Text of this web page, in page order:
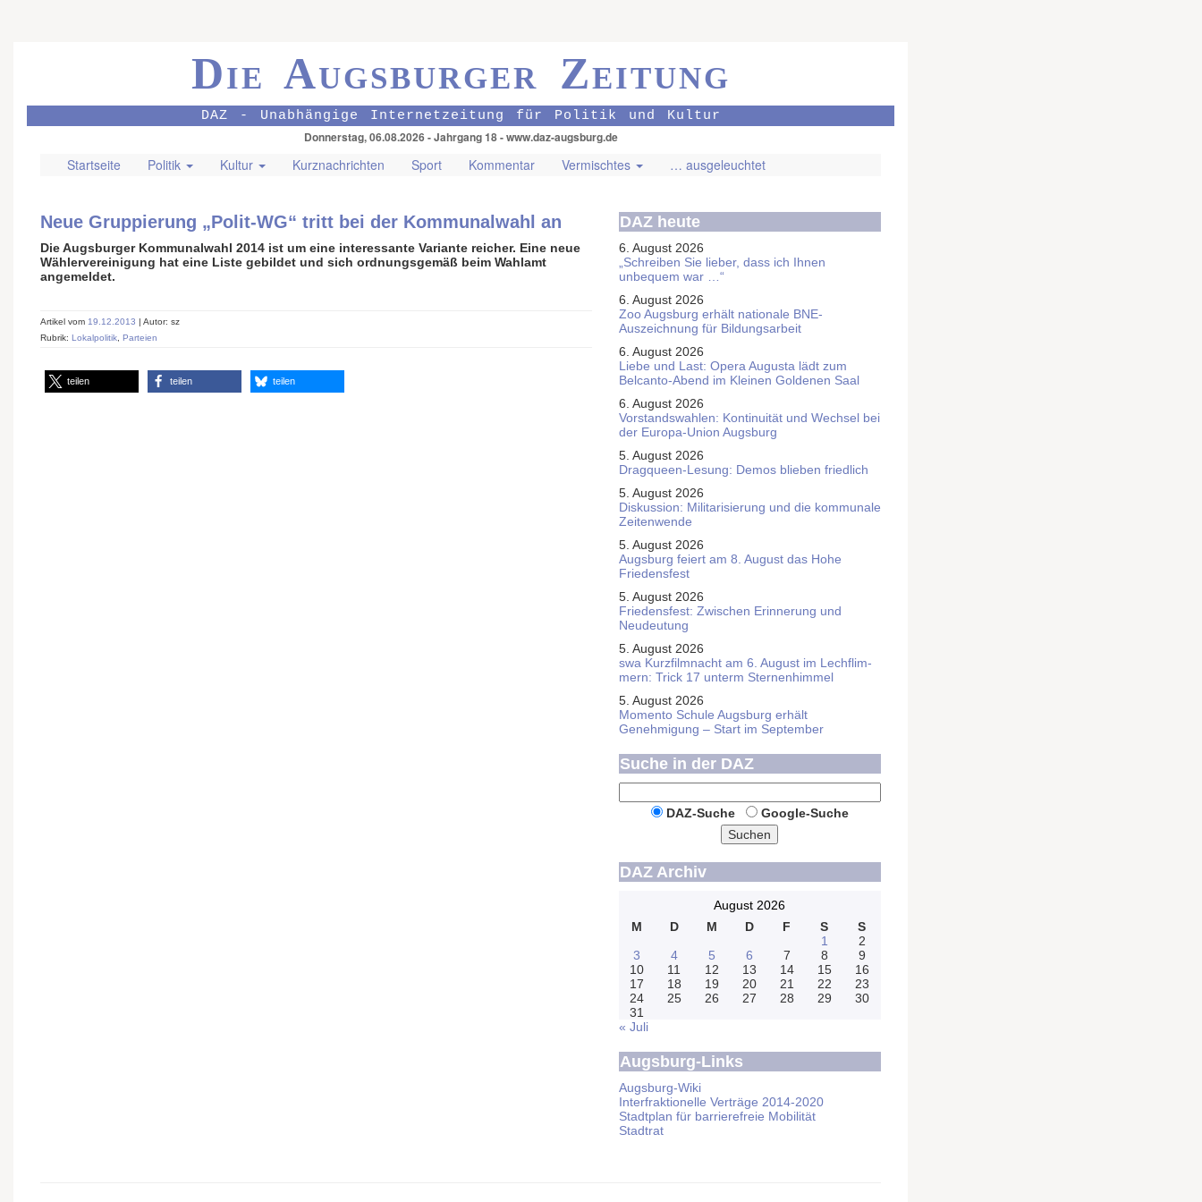
Die Augsburger Zeitung
DAZ - Unabhängige Internetzeitung für Politik und Kultur
Donnerstag, 06.08.2026 - Jahrgang 18 - www.daz-augsburg.de
Startseite Politik Kultur Kurznachrichten Sport Kommentar Vermischtes … ausgeleuchtet
Neue Gruppierung „Polit-WG“ tritt bei der Kommunalwahl an
Die Augsburger Kommunalwahl 2014 ist um eine interessante Variante reicher. Eine neue
Wählervereinigung hat eine Liste gebildet und sich ordnungsgemäß beim Wahlamt
angemeldet.
Artikel vom 19.12.2013 | Autor: sz
Rubrik: Lokalpolitik Parteien
teilen teilen teilen
DAZ heute
6. August 2026
„Schreiben Sie lieber, dass ich Ihnen
unbequem war …“
6. August 2026
Zoo Augsburg erhält nationale BNE-
Auszeichnung für Bildungsarbeit
6. August 2026
Liebe und Last: Opera Augusta lädt zum
Belcanto-Abend im Kleinen Goldenen Saal
6. August 2026
Vorstandswahlen: Kontinuität und Wechsel bei
der Europa-Union Augsburg
5. August 2026
Dragqueen-Lesung: Demos blieben friedlich
5. August 2026
Diskussion: Mi­li­ta­ri­sie­rung und die kommunale
Zeitenwende
5. August 2026
Augsburg feiert am 8. August das Hohe
Friedensfest
5. August 2026
Friedensfest: Zwischen Erinnerung und
Neudeutung
5. August 2026
swa Kurz­film­nacht am 6. August im Lech­flim­
mern: Trick 17 unterm Sternen­himmel
5. August 2026
Momento Schule Augsburg erhält
Genehmigung – Start im September
Suche in der DAZ
DAZ-Suche
Google-Suche
Suchen
DAZ Archiv
August 2026
M
D M D F S
S
1
2
3
4 5 6 7 8
9
10
11 12 13 14 15
16
17
18 19 20 21 22
23
24
25 26 27 28 29
30
31
« Juli
Augsburg-Links
Augsburg-Wiki
Interfraktionelle Verträge 2014-2020
Stadtplan für barrierefreie Mobilität
Stadtrat